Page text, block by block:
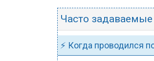
Часто
⚡ Когда проводился